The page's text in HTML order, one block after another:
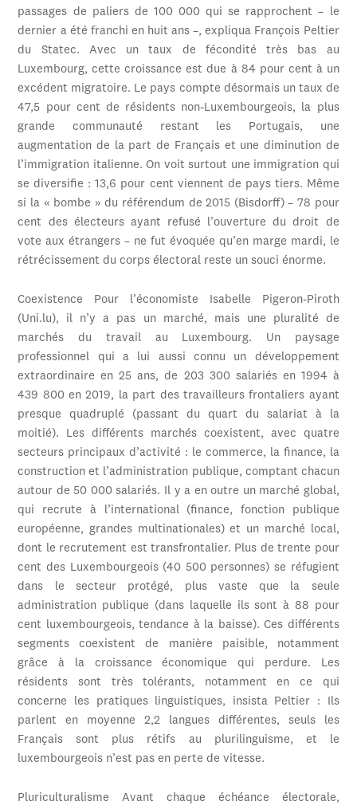
passages de paliers de 100 000 qui se rapprochent – le
dernier a été franchi en huit ans –, expliqua François Peltier
du Statec. Avec un taux de fécondité très bas au
Luxembourg, cette croissance est due à 84 pour cent à un
excédent migratoire. Le pays compte désormais un taux de
47,5 pour cent de résidents non-Luxembourgeois, la plus
grande communauté restant les Portugais, une
augmentation de la part de Français et une diminution de
l’immigration italienne. On voit surtout une immigration qui
se diversifie : 13,6 pour cent viennent de pays tiers. Même
si la « bombe » du référendum de 2015 (Bisdorff) – 78 pour
cent des électeurs ayant refusé l’ouverture du droit de
vote aux étrangers – ne fut évoquée qu’en marge mardi, le
rétrécissement du corps électoral reste un souci énorme.
Coexistence Pour l’économiste Isabelle Pigeron-Piroth
(Uni.lu), il n’y a pas un marché, mais une pluralité de
marchés du travail au Luxembourg. Un paysage
professionnel qui a lui aussi connu un développement
extraordinaire en 25 ans, de 203 300 salariés en 1994 à
439 800 en 2019, la part des travailleurs frontaliers ayant
presque quadruplé (passant du quart du salariat à la
moitié). Les différents marchés coexistent, avec quatre
secteurs principaux d’activité : le commerce, la finance, la
construction et l’administration publique, comptant chacun
autour de 50 000 salariés. Il y a en outre un marché global,
qui recrute à l’international (finance, fonction publique
européenne, grandes multinationales) et un marché local,
dont le recrutement est transfrontalier. Plus de trente pour
cent des Luxembourgeois (40 500 personnes) se réfugient
dans le secteur protégé, plus vaste que la seule
administration publique (dans laquelle ils sont à 88 pour
cent luxembourgeois, tendance à la baisse). Ces différents
segments coexistent de manière paisible, notamment
grâce à la croissance économique qui perdure. Les
résidents sont très tolérants, notamment en ce qui
concerne les pratiques linguistiques, insista Peltier : Ils
parlent en moyenne 2,2 langues différentes, seuls les
Français sont plus rétifs au plurilinguisme, et le
luxembourgeois n’est pas en perte de vitesse.
Pluriculturalisme Avant chaque échéance électorale,